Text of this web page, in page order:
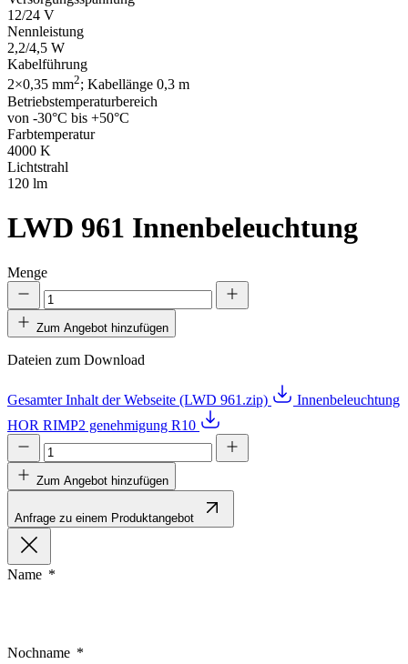
12/24 V
Nennleistung
2,2/4,5 W
Kabelführung
2×0,35 mm2; Kabellänge 0,3 m
Betriebstemperaturbereich
von -30°C bis +50°C
Farbtemperatur
4000 K
Lichtstrahl
120 lm
LWD 961 Innenbeleuchtung
Menge
Zum Angebot hinzufügen
Dateien zum Download
Gesamter Inhalt der Webseite (LWD 961.zip)
Innenbeleuchtung
HOR RIMP2 genehmigung R10
Zum Angebot hinzufügen
Anfrage zu einem Produktangebot
Name
Nochname